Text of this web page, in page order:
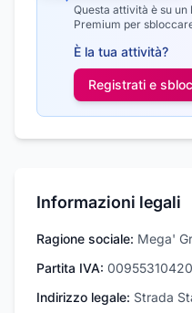
Questa attività è su un
Premium per
È la tua attività?
Registrati e
Informazioni legali
Ragione sociale: Mega'
Partita IVA: 00955310420
Indirizzo legale: Strada